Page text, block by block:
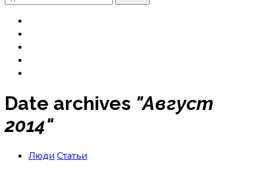
Date archives "Август
2014"
Люди Статьи